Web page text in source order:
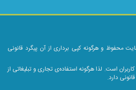
محفوظ و هرگونه کپی برداری از آن پیگرد قانونی
است. لذا هرگونه استفاده‌ی تجاری و تبلیغاتی از
دارد.